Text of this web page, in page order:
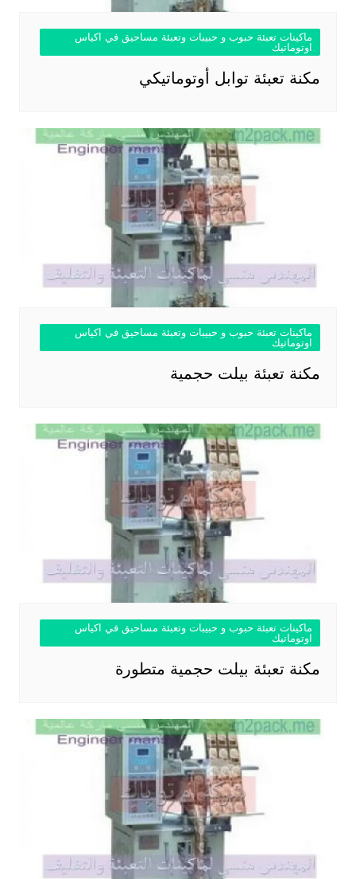
ماكينات تعبئة حبوب و حبيبات وتعبئة مساحيق في اكياس
اوتوماتيك
مكنة تعبئة توابل أوتوماتيكي
ماكينات تعبئة حبوب و حبيبات وتعبئة مساحيق في اكياس
اوتوماتيك
مكنة تعبئة بيلت حجمية
ماكينات تعبئة حبوب و حبيبات وتعبئة مساحيق في اكياس
اوتوماتيك
مكنة تعبئة بيلت حجمية متطورة